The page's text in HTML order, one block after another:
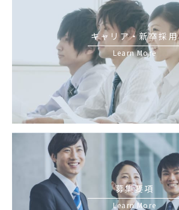
キャリア・新卒採用
Learn More
募集要項
Learn More